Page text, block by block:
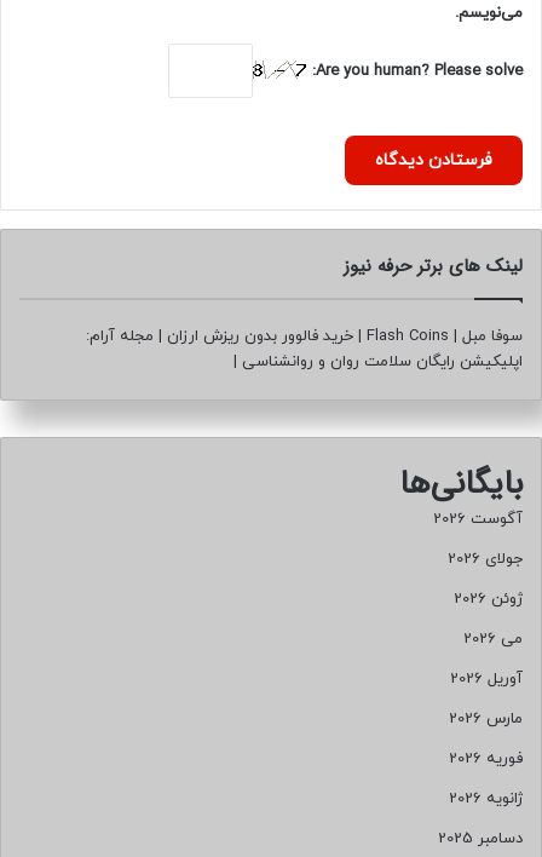
می‌نویسم.
Are you human? Please solve:
لینک های برتر حرفه نیوز
سوفا مبل Flash Coins خرید فالوور بدون ریزش ارزان
مجله آرام:
اپلیکیشن رایگان سلامت روان و روانشناسی
بایگانی‌ها
آگوست 2026
جولای 2026
ژوئن 2026
می 2026
آوریل 2026
مارس 2026
فوریه 2026
ژانویه 2026
دسامبر 2025